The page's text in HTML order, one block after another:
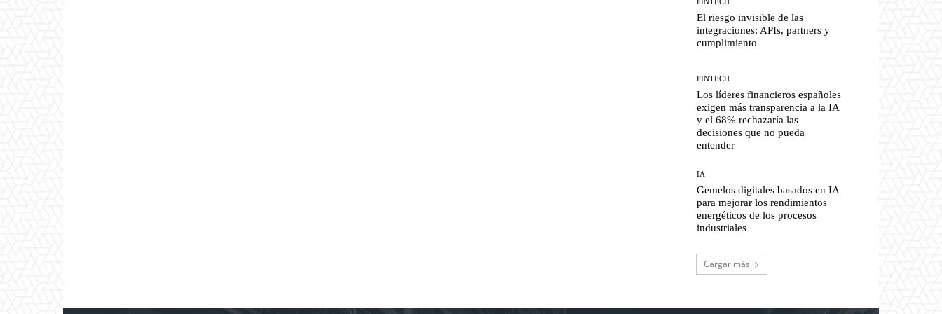
FINTECH
El riesgo invisible de las
integraciones: APIs, partners y
cumplimiento
FINTECH
Los líderes financieros españoles
exigen más transparencia a la IA
y el 68% rechazaría las
decisiones que no pueda
entender
IA
Gemelos digitales basados en IA
para mejorar los rendimientos
energéticos de los procesos
industriales
Cargar más